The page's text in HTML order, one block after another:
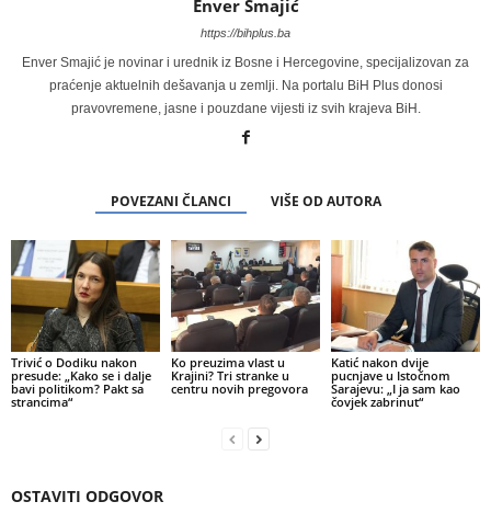
Enver Smajić
https://bihplus.ba
Enver Smajić je novinar i urednik iz Bosne i Hercegovine, specijalizovan za
praćenje aktuelnih dešavanja u zemlji. Na portalu BiH Plus donosi
pravovremene, jasne i pouzdane vijesti iz svih krajeva BiH.
POVEZANI ČLANCI VIŠE OD AUTORA
Trivić o Dodiku nakon
presude: „Kako se i dalje
bavi politikom? Pakt sa
strancima“
Ko preuzima vlast u
Krajini? Tri stranke u
centru novih pregovora
Katić nakon dvije
pucnjave u Istočnom
Sarajevu: „I ja sam kao
čovjek zabrinut“
OSTAVITI ODGOVOR